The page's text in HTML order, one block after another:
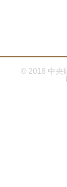
© 2018 中央